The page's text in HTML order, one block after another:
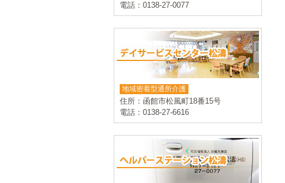
電話：0138-27-0077
地域密着型通所介護
住所：函館市松風町18番15号
電話：0138-27-6616